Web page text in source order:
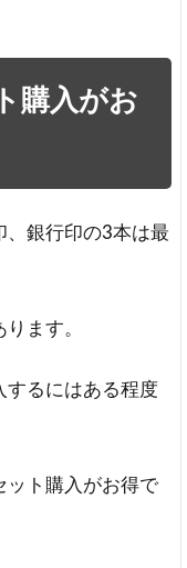
購入がお
、銀行印の3本は最
ます。
するにはある程度
ット購入がお得で